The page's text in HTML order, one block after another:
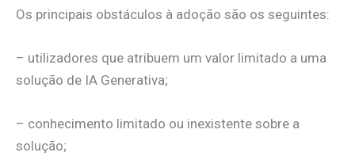
Os principais obstáculos à adoção são os seguintes:
– utilizadores que atribuem um valor limitado a uma
solução de IA Generativa;
– conhecimento limitado ou inexistente sobre a
solução;